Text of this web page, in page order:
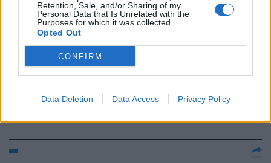
Retention, Sale, and/or Sharing of my
Personal Data that Is Unrelated with the
Purposes for which it was collected.
Opted Out
CONFIRM
Data Deletion Data Access Privacy Policy
10/11/2003
di GABRIELLA SASSONE I VIP
sferruzzano per beneficenza, e
e Armani.